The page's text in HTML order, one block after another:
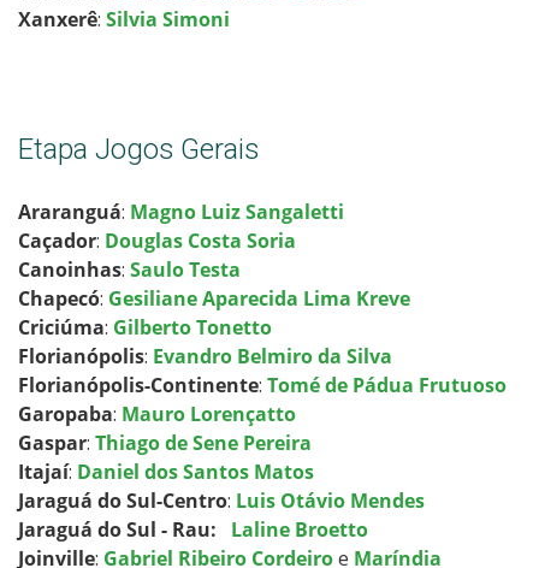
Xanxerê: Silvia Simoni
Etapa Jogos Gerais
Araranguá: Magno Luiz Sangaletti
Caçador: Douglas Costa Soria
Canoinhas: Saulo Testa
Chapecó: Gesiliane Aparecida Lima Kreve
Criciúma: Gilberto Tonetto
Florianópolis: Evandro Belmiro da Silva
Florianópolis-Continente: Tomé de Pádua Frutuoso
Garopaba: Mauro Lorençatto
Gaspar: Thiago de Sene Pereira
Itajaí: Daniel dos Santos Matos
Jaraguá do Sul-Centro: Luis Otávio Mendes
Jaraguá do Sul - Rau:
Laline Broetto
Joinville: Gabriel Ribeiro Cordeiroe Maríndia